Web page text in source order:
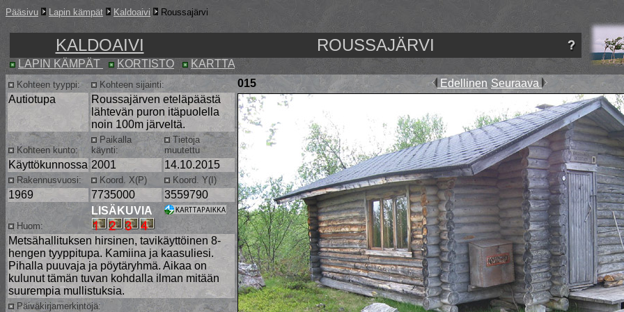
Pääsivu Lapin kämpät Kaldoaivi Roussajärvi
KALDOAIVI ROUSSAJÄRVI
LAPIN KÄMPÄT KORTISTO KARTTA
Kohteen tyyppi: Kohteen sijainti: 015 Edellinen Seuraava
Autiotupa
Roussajärven eteläpäästä
lähtevän puron itäpuolella
noin 100m järveltä.
Kohteen kunto:
Paikalla
käynti:
Tietoja
muutettu
Käyttökunnossa 2001 14.10.2015
Rakennusvuosi: Koord. X(P) Koord. Y(I)
1969 7735000 3559790
Huom:
LISÄKUVIA
Metsähallituksen hirsinen, tavikäyttöinen 8-
hengen tyyppitupa. Kamiina ja kaasuliesi.
Pihalla puuvaja ja pöytäryhmä. Aikaa on
kulunut tämän tuvan kohdalla ilman mitään
suurempia mullistuksia.
Päiväkirjamerkintöjä: